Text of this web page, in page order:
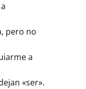
pero no
a
«ser».